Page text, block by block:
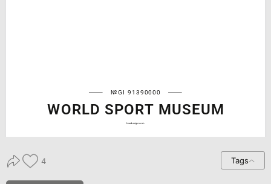
№GI 91390000
WORLD SPORT MUSEUM
hsedesign.com
4 Tags